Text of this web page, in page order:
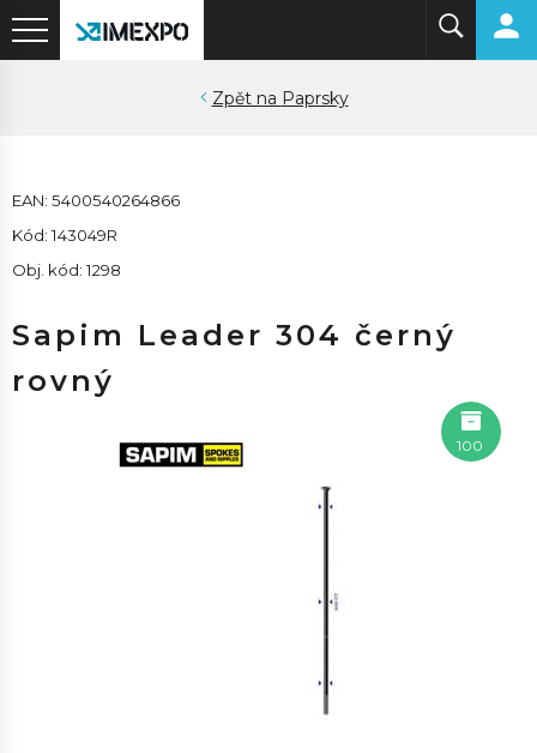
Paprsky
EAN: 5400540264866
Kód: 143049R
Obj. kód: 1298
Sapim Leader 304 černý
rovný
100